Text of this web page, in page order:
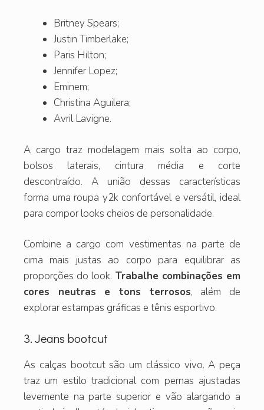
Britney Spears;
Justin Timberlake;
Paris Hilton;
Jennifer Lopez;
Eminem;
Christina Aguilera;
Avril Lavigne.
A cargo traz modelagem mais solta ao corpo,
bolsos laterais, cintura média e corte
descontraído. A união dessas características
forma uma roupa y2k confortável e versátil, ideal
para compor looks cheios de personalidade.
Combine a cargo com vestimentas na parte de
cima mais justas ao corpo para equilibrar as
proporções do look. Trabalhe combinações em
cores neutras e tons terrosos, além de
explorar estampas gráficas e tênis esportivo.
3. Jeans bootcut
As calças bootcut são um clássico vivo. A peça
traz um estilo tradicional com pernas ajustadas
levemente na parte superior e vão alargando a